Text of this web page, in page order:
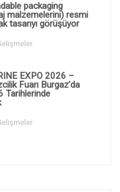
packaging
malzemelerini) resmi
tasarıyı görüşüyor
EXPO 2026 –
Fuarı Burgaz'da
Tarihlerinde